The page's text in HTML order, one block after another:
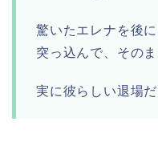
驚いたエレナを後
突っ込んで、そのま
実に彼らしい退場だ